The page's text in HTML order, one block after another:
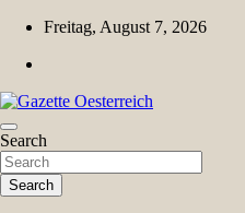
Skip
content
Freitag, August 7, 2026
Gazette Oesterreich
Magazin für Freizeit, Politik, Kultur
Search
Search